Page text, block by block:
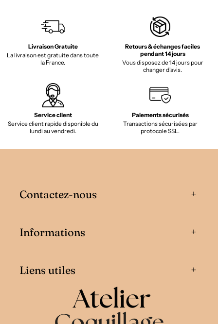
Livraison Gratuite
La livraison est gratuite dans toute
la France.
Retours & échanges faciles
pendant 14 jours
Vous disposez de 14 jours pour
changer d'avis.
Service client
Service client rapide disponible du
lundi au vendredi.
Paiements sécurisés
Transactions sécurisées par
protocole SSL.
Contactez-nous
Informations
Liens utiles